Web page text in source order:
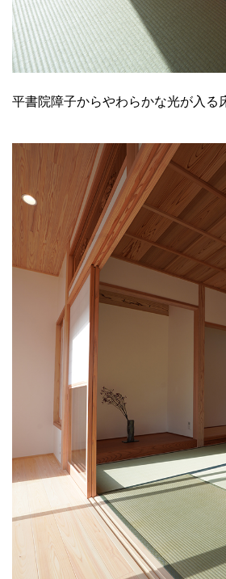
平書院障子からやわらかな光が入る